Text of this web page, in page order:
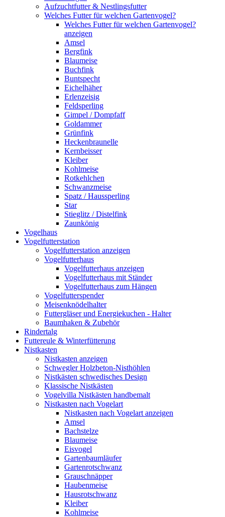
Aufzuchtfutter & Nestlingsfutter
Welches Futter für welchen Gartenvogel?
Welches Futter für welchen Gartenvogel?
anzeigen
Amsel
Bergfink
Blaumeise
Buchfink
Buntspecht
Eichelhäher
Erlenzeisig
Feldsperling
Gimpel / Dompfaff
Goldammer
Grünfink
Heckenbraunelle
Kernbeisser
Kleiber
Kohlmeise
Rotkehlchen
Schwanzmeise
Spatz / Haussperling
Star
Stieglitz / Distelfink
Zaunkönig
Vogelhaus
Vogelfutterstation
Vogelfutterstation anzeigen
Vogelfutterhaus
Vogelfutterhaus anzeigen
Vogelfutterhaus mit Ständer
Vogelfutterhaus zum Hängen
Vogelfutterspender
Meisenknödelhalter
Futtergläser und Energiekuchen - Halter
Baumhaken & Zubehör
Rindertalg
Futtereule & Winterfütterung
Nistkasten
Nistkasten anzeigen
Schwegler Holzbeton-Nisthöhlen
Nistkästen schwedisches Design
Klassische Nistkästen
Vogelvilla Nistkästen handbemalt
Nistkasten nach Vogelart
Nistkasten nach Vogelart anzeigen
Amsel
Bachstelze
Blaumeise
Eisvogel
Gartenbaumläufer
Gartenrotschwanz
Grauschnäpper
Haubenmeise
Hausrotschwanz
Kleiber
Kohlmeise